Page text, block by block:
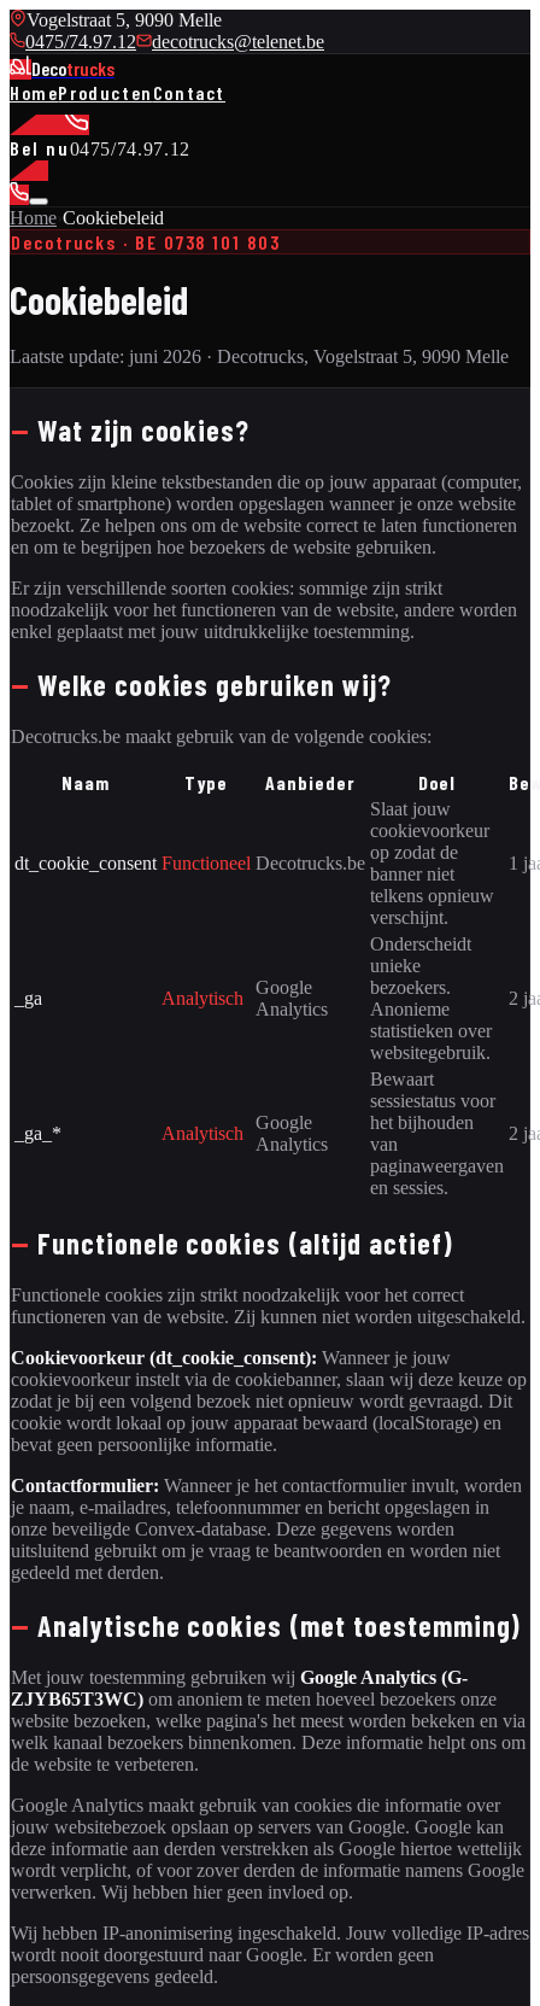
Vogelstraat 5, 9090 Melle
0475/74.97.12
decotrucks@telenet.be
Decotrucks
HomeProducten Contact
Bel nu0475/74.97.12
Home Cookiebeleid
Decotrucks · BE 0738 101 803
Cookiebeleid
Laatste update: juni 2026 · Decotrucks, Vogelstraat 5, 9090 Melle
— Wat zijn cookies?
Cookies zijn kleine tekstbestanden die op jouw apparaat (computer,
tablet of smartphone) worden opgeslagen wanneer je onze website
bezoekt. Ze helpen ons om de website correct te laten functioneren
en om te begrijpen hoe bezoekers de website gebruiken.
Er zijn verschillende soorten cookies: sommige zijn strikt
noodzakelijk voor het functioneren van de website, andere worden
enkel geplaatst met jouw uitdrukkelijke toestemming.
— Welke cookies gebruiken wij?
Decotrucks.be maakt gebruik van de volgende cookies:
Naam Type Aanbieder Doel
dt_cookie_consent Functioneel Decotrucks.be
Slaat jouw
cookievoorkeur
op zodat de
banner niet
telkens opnieuw
verschijnt.
1
_ga Analytisch
Google
Analytics
Onderscheidt
unieke
bezoekers.
Anonieme
statistieken over
websitegebruik.
2
_ga_* Analytisch
Google
Analytics
Bewaart
sessiestatus voor
het bijhouden
van
paginaweergaven
en sessies.
2
— Functionele cookies (altijd actief)
Functionele cookies zijn strikt noodzakelijk voor het correct
functioneren van de website. Zij kunnen niet worden uitgeschakeld.
Cookievoorkeur (dt_cookie_consent): Wanneer je jouw
cookievoorkeur instelt via de cookiebanner, slaan wij deze keuze op
zodat je bij een volgend bezoek niet opnieuw wordt gevraagd. Dit
cookie wordt lokaal op jouw apparaat bewaard (localStorage) en
bevat geen persoonlijke informatie.
Contactformulier: Wanneer je het contactformulier invult, worden
je naam, e-mailadres, telefoonnummer en bericht opgeslagen in
onze beveiligde Convex-database. Deze gegevens worden
uitsluitend gebruikt om je vraag te beantwoorden en worden niet
gedeeld met derden.
— Analytische cookies (met toestemming)
Met jouw toestemming gebruiken wij Google Analytics (G-
ZJYB65T3WC) om anoniem te meten hoeveel bezoekers onze
website bezoeken, welke pagina's het meest worden bekeken en via
welk kanaal bezoekers binnenkomen. Deze informatie helpt ons om
de website te verbeteren.
Google Analytics maakt gebruik van cookies die informatie over
jouw websitebezoek opslaan op servers van Google. Google kan
deze informatie aan derden verstrekken als Google hiertoe wettelijk
wordt verplicht, of voor zover derden de informatie namens Google
verwerken. Wij hebben hier geen invloed op.
Wij hebben IP-anonimisering ingeschakeld. Jouw volledige IP-adres
wordt nooit doorgestuurd naar Google. Er worden geen
persoonsgegevens gedeeld.